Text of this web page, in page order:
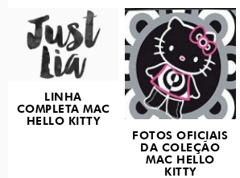
LINHA
COMPLETA MAC
HELLO KITTY
FOTOS OFICIAIS
DA COLEÇÃO
MAC HELLO
KITTY